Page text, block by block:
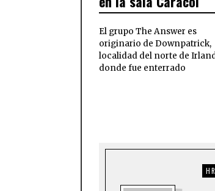
El grupo The Answer es
originario de Downpatrick,
localidad del norte de
donde fue enterrado